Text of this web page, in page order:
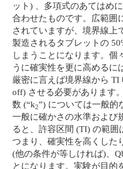
ット) 、多項式のあてはめ
合わせたものです。広範囲
されていますが、境界線上
製造されるタブレットの
しまうことになります。個
うに確実性を更に高めるに
厳密に言えば境界線から TI
off) させる必要があります
数 (“k2”) については一般的
一般に確かさの水準および
ると、許容区間 (TI) の範囲
つまり、確実性を高くした
(他の条件が等しければ)、
とになります。実験が目的